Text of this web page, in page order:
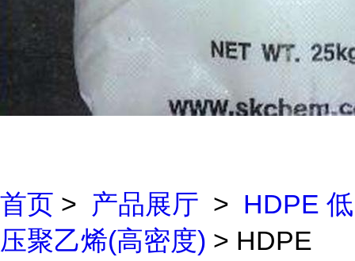
首页 > 产品展厅 > HDPE 低
压聚乙烯(高密度) > HDPE